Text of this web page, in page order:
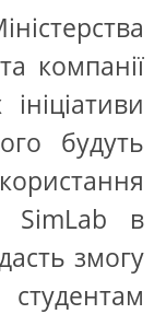
компанії
будуть
SimLab в
змогу